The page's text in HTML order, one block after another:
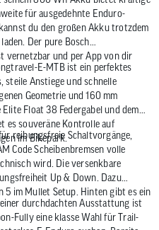
für ausgedehnte Enduro-
du den großen Akku trotzdem
Der pure Bosch
vernetzbar und per App von dir
E-MTB ist ein perfektes
steile Anstiege und schnelle
Geometrie und 160 mm
Float 38 Federgabel und dem
es souveräne Kontrolle auf
im Bikepark.
reibungsfreie Schaltvorgänge,
Code Scheibenbremsen volle
wird. Die versenkbare
Up & Down. Dazu
5 im Mullet Setup. Hinten gibt es ein
durchdachten Ausstattung ist
Fully eine klasse Wahl für Trail-